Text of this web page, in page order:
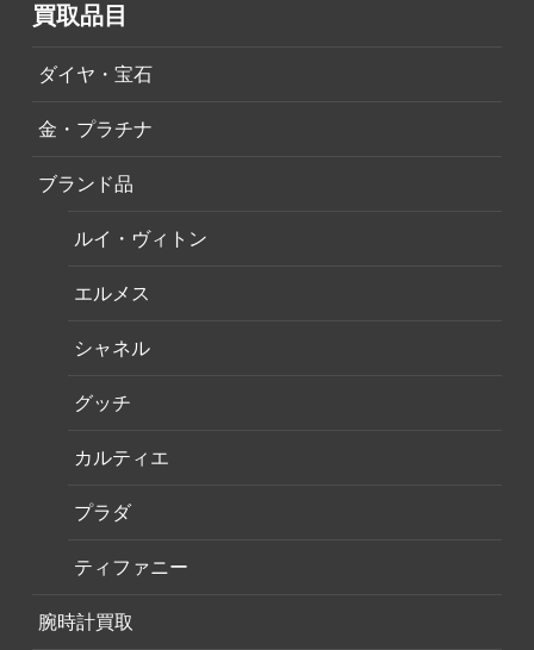
買取品目
ダイヤ・宝石
金・プラチナ
ブランド品
ルイ・ヴィトン
エルメス
シャネル
グッチ
カルティエ
プラダ
ティファニー
腕時計買取